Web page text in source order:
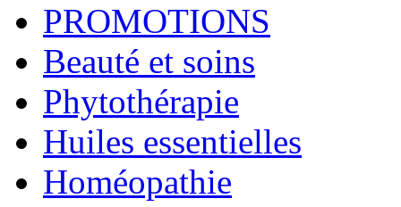
PROMOTIONS
Beauté et soins
Phytothérapie
Huiles essentielles
Homéopathie